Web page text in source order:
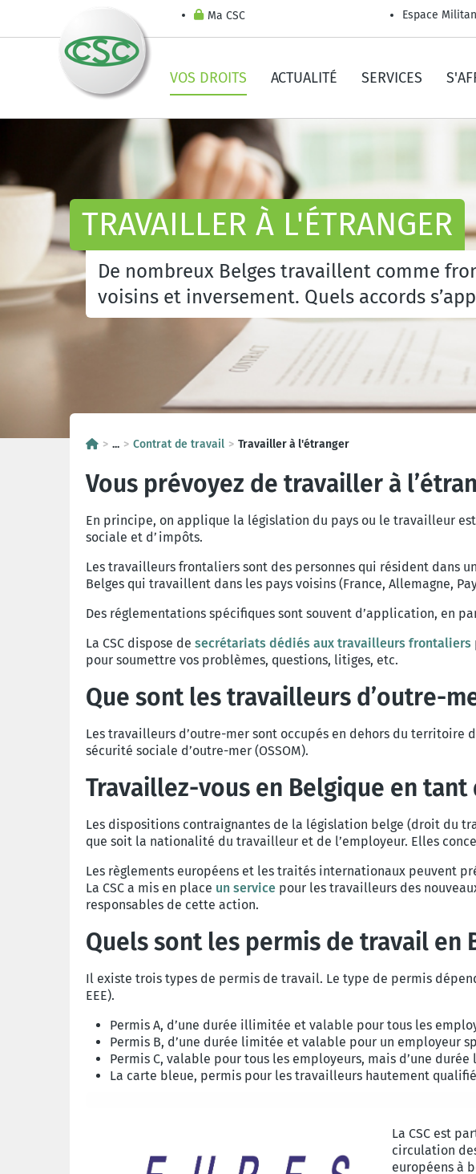
Ma CSC Espace
VOS DROITS ACTUALITÉ SERVICES
TRAVAILLER À L'ÉTRANGER
De nombreux Belges travaillent comme
voisins et inversement. Quels accords
... Contrat de travail Travailler à l'étranger
Vous prévoyez de travailler à
En principe, on applique la législation du pays ou le travailleur
sociale et d’impôts.
Les travailleurs frontaliers sont des personnes qui résident dans
Belges qui travaillent dans les pays voisins (France, Allemagne,
Des réglementations spécifiques sont souvent d’application, en
La CSC dispose de secrétariats dédiés aux travailleurs frontaliers
pour soumettre vos problèmes, questions, litiges, etc.
Que sont les travailleurs d’outre-
Les travailleurs d’outre-mer sont occupés en dehors du territoire
sécurité sociale d’outre-mer (OSSOM).
Travaillez-vous en Belgique en tant
Les dispositions contraignantes de la législation belge (droit du
que soit la nationalité du travailleur et de l’employeur. Elles
Les règlements européens et les traités internationaux peuvent
La CSC a mis en place un service pour les travailleurs des
responsables de cette action.
Quels sont les permis de travail en
Il existe trois types de permis de travail. Le type de permis
EEE).
Permis A, d’une durée illimitée et valable pour tous les
Permis B, d’une durée limitée et valable pour un employeur
Permis C, valable pour tous les employeurs, mais d’une
La carte bleue, permis pour les travailleurs hautement
La CSC est
circulation
européens à